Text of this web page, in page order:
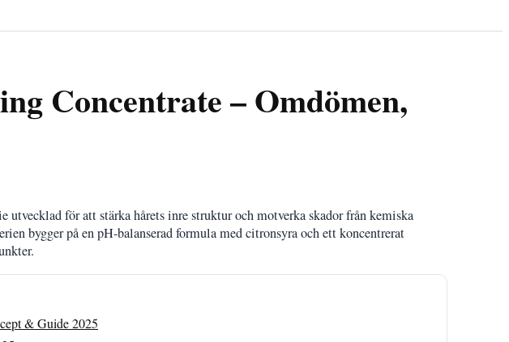
Concentrate – Omdömen,
för att stärka hårets inre struktur och motverka skador från kemiska
bygger på en pH-balanserad formula med citronsyra och ett koncentrerat
& Guide 2025